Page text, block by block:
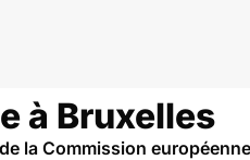
à Bruxelles
la Commission